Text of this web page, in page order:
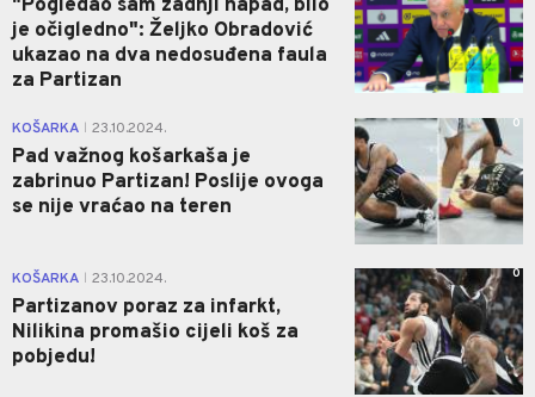
"Pogledao sam zadnji napad, bilo
je očigledno": Željko Obradović
ukazao na dva nedosuđena faula
za Partizan
KOŠARKA 23.10.2024.
Pad važnog košarkaša je
zabrinuo Partizan! Poslije ovoga
se nije vraćao na teren
0
KOŠARKA 23.10.2024.
Partizanov poraz za infarkt,
Nilikina promašio cijeli koš za
pobjedu!
0